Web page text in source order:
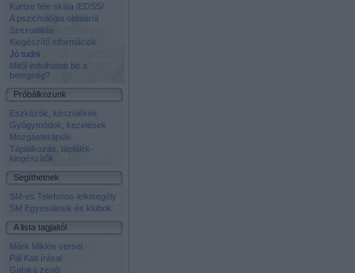
Kurtze féle skála /EDSS/
A pszichológia oldaláról
Szexualitás
Kiegészítő információk
Jó tudni
Mitől indulhatott be a
betegség?
Próbálkozunk
Eszközök, készülékek
Gyógymódok, kezelések
Mozgásterápiák
Táplálkozás, táplálék-
kiegészítők
Segíthetnek
SM-es Telefonos lelkisegély
SM Egyesületek és klubok
A lista tagjaitól
Márk Miklós versei
Pál Kati írásai
Gabika zenéi